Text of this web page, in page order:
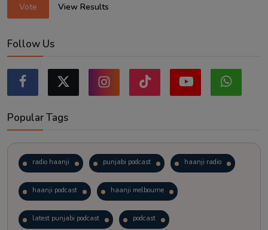
Vote View Results
Follow Us
Popular Tags
radio haanji punjabi podcast haanji radio
haanji podcast haanji melbourne
latest punjabi podcast podcast